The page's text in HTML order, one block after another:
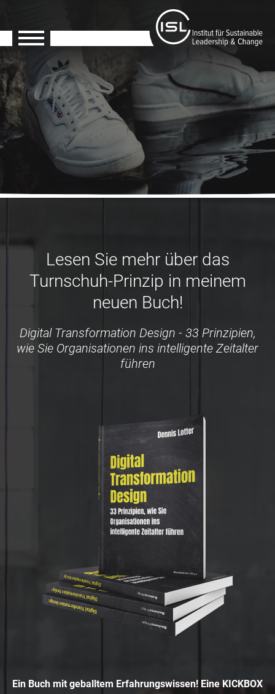
Lesen Sie mehr über das
Turnschuh-Prinzip in meinem
neuen Buch!
Digital Transformation Design - 33 Prinzipien,
wie Sie Organisationen ins intelligente Zeitalter
führen
Ein Buch mit geballtem Erfahrungswissen! Eine KICKBOX